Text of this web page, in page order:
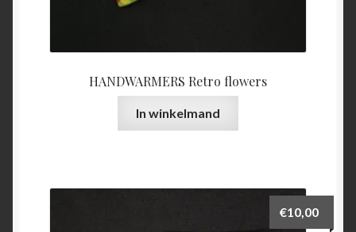
HANDWARMERS Retro flowers
In winkelmand
€10,00